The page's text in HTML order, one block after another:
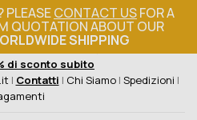
PLEASECONTACT USFOR A
QUOTATION ABOUT OUR
SHIPPING
376 004 4000(Lun - Ven / 8.30 -
di sconto subito
| Contatti | Chi Siamo| Spedizioni |